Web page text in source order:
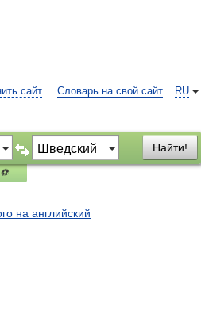
RU
сайт Словарь на свой сайт
Найти!
на английский